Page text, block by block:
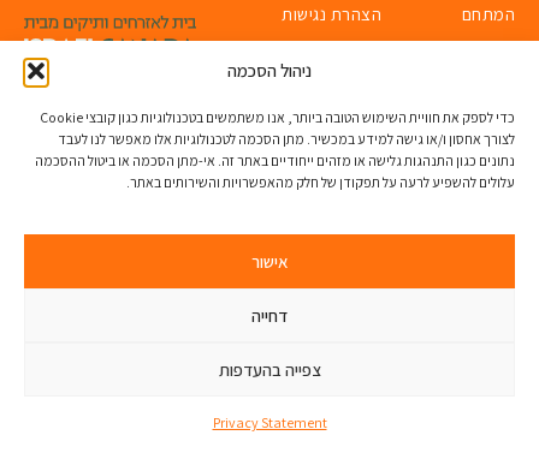
ניהול הסכמה
כדי לספק את חוויית השימוש הטובה ביותר, אנו משתמשים בטכנולוגיות כגון קובצי Cookie
לצורך אחסון ו/או גישה למידע במכשיר. מתן הסכמה לטכנולוגיות אלו מאפשר לנו לעבד
נתונים כגון התנהגות גלישה או מזהים ייחודיים באתר זה. אי-מתן הסכמה או ביטול ההסכמה
עלולים להשפיע לרעה על תפקודן של חלק מהאפשרויות והשירותים באתר.
אישור
דחייה
צפייה בהעדפות
Privacy Statement
המתחם
הצהרת נגישות
*כל התמונות באתר הן להמחשה בלבד
Created by |ORIBSNQuality Hosting